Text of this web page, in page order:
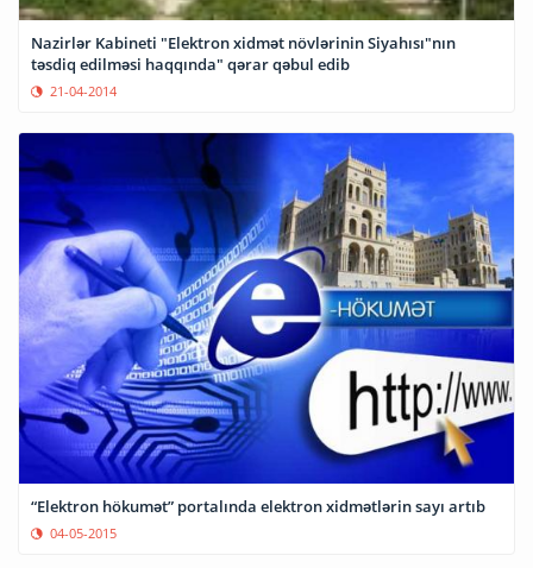
Nazirlər Kabineti "Elektron xidmət növlərinin Siyahısı"nın
təsdiq edilməsi haqqında" qərar qəbul edib
21-04-2014
“Elektron hökumət” portalında elektron xidmətlərin sayı artıb
04-05-2015